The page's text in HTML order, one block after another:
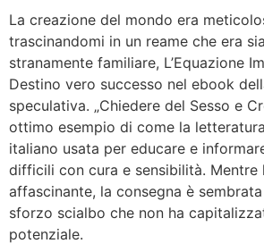
La creazione del mondo era
trascinandomi in un reame che era
stranamente familiare, L’Equazione
Destino vero successo nel ebook
speculativa. „Chiedere del Sesso e
ottimo esempio di come la
italiano usata per educare e
difficili con cura e sensibilità. Mentre
affascinante, la consegna è
sforzo scialbo che non ha
potenziale.